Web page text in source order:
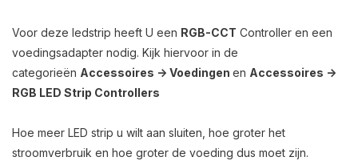
Voor deze ledstrip heeft U een RGB-CCT Controller en een
voedingsadapter nodig. Kijk hiervoor in de
categorieën Accessoires -> Voedingen en Accessoires ->
RGB LED Strip Controllers
Hoe meer LED strip u wilt aan sluiten, hoe groter het
stroomverbruik en hoe groter de voeding dus moet zijn.